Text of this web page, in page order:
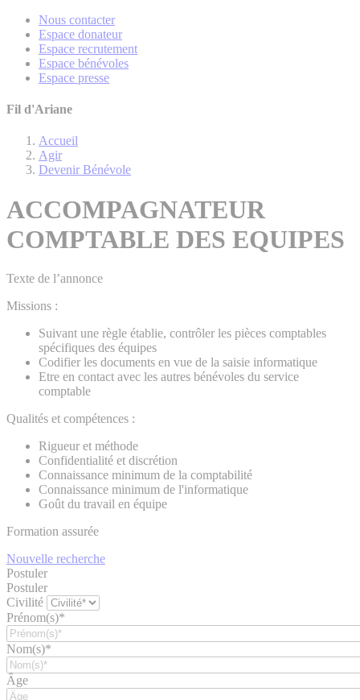
Nous contacter
Espace donateur
Espace recrutement
Espace bénévoles
Espace presse
Fil d'Ariane
Accueil
Agir
Devenir Bénévole
ACCOMPAGNATEUR
COMPTABLE DES EQUIPES
Texte de l’annonce
Missions :
Suivant une règle établie, contrôler les pièces comptables
spécifiques des équipes
Codifier les documents en vue de la saisie informatique
Etre en contact avec les autres bénévoles du service
comptable
Qualités et compétences :
Rigueur et méthode
Confidentialité et discrétion
Connaissance minimum de la comptabilité
Connaissance minimum de l'informatique
Goût du travail en équipe
Formation assurée
Nouvelle recherche
Postuler
Postuler
Civilité
Prénom(s)*
Nom(s)*
Âge